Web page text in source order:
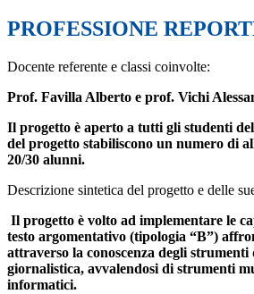
PROFESSIONE
Docente referente e classi coinvolte:
Prof. Favilla Alberto e prof. Vichi
Il progetto è aperto a tutti gli studenti
del progetto stabiliscono un numero di
20/30 alunni.
Descrizione sintetica del progetto e delle
Il progetto è volto ad implementare le
testo argomentativo (tipologia “B”)
attraverso la conoscenza degli
giornalistica, avvalendosi di strumenti
informatici.